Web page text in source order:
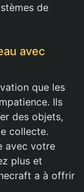
de
avec
que les
Ils
des objets,
collecte.
avec votre
plus et
a à offrir